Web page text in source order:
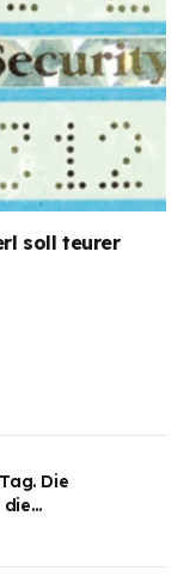
soll teurer
Die
die
erregt.